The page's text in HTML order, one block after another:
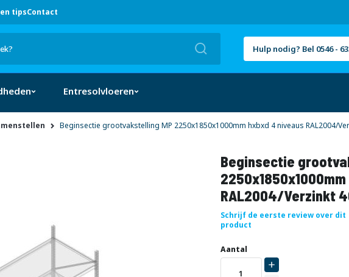
tipsContact
Hulp nodig? Bel 0546 -
Entresolvloeren
Beginsectie grootvakstelling MP 2250x1850x1000mm hxbxd 4 niveaus RAL2004/
Beginsectie
RAL2004/Verzinkt
Schrijf de eerste review over dit
product
Uw
aanpassing
DIRECT
LEVERBAAR
Aantal